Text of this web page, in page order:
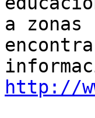
a
http://